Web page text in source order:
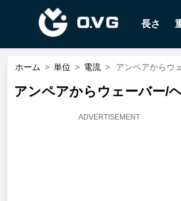
長さ
ホーム > 単位 > 電流 > アンペアからウ
アンペアからウェーバー/